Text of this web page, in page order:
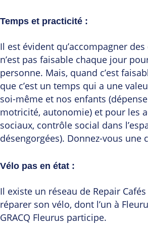
Temps et practicité :
Il est évident qu’accompagner
n’est pas faisable chaque jour
personne. Mais, quand c’est
que c’est un temps qui a une
soi-même et nos enfants
motricité, autonomie) et pour les
sociaux, contrôle social dans
désengorgées). Donnez-vous une
Vélo pas en état :
Il existe un réseau de Repair
réparer son vélo, dont l’un à
GRACQ Fleurus participe.